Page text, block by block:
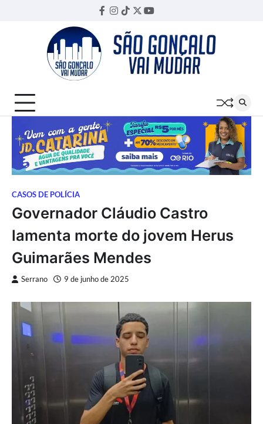
Facebook
Instagram
TikTok
TwitterYouTube
CASOS DE POLÍCIA
Governador Cláudio Castro
lamenta morte do jovem Herus
Guimarães Mendes
Serrano 9 de junho de 2025